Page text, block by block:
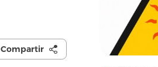
Compartir